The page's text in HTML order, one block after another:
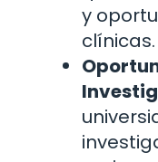
y
clínicas.